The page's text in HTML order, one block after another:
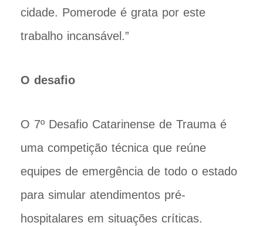
cidade. Pomerode é grata por este
trabalho incansável.”
O desafio
O 7º Desafio Catarinense de Trauma é
uma competição técnica que reúne
equipes de emergência de todo o estado
para simular atendimentos pré-
hospitalares em situações críticas.